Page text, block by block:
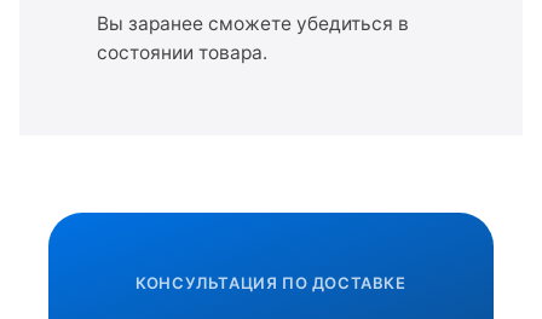
Вы заранее сможете убедиться в
состоянии товара.
КОНСУЛЬТАЦИЯ ПО ДОСТАВКЕ